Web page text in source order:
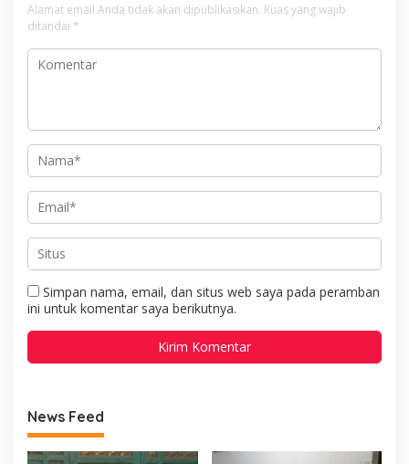
Alamat email Anda tidak akan dipublikasikan. Ruas yang wajib
ditandai *
Simpan nama, email, dan situs web saya pada peramban
ini untuk komentar saya berikutnya.
News Feed